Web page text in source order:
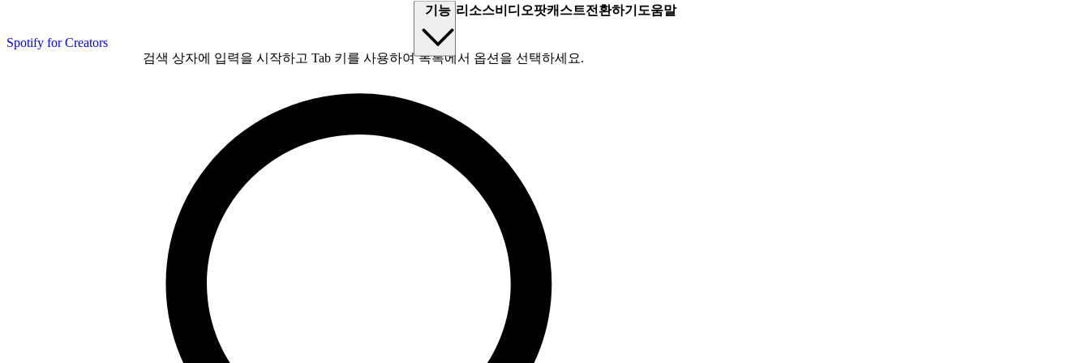
Spotify for Creators
기능 리소스비디오팟캐스트전환하기 도움말
검색 상자에 입력을 시작하고 Tab 키를 사용하여 목록에서 옵션을 선택하세요.